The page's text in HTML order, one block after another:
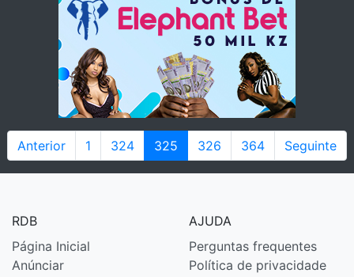
Anterior 1 324 325 326 364 Seguinte
RDB
Página Inicial
Anúnciar
AJUDA
Perguntas frequentes
Política de privacidade